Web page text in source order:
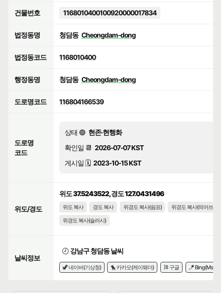
건물번호 1168010400100920000017834
법정동명 청담동 Cheongdam-dong
법정동코드 1168010400
행정동명 청담동 Cheongdam-dong
도로명코드 116804166539
도로명
코드
상태 🟢 현존·현행화
확인일 📆 2026-07-07 KST
게시일 🗓️ 2023-10-15 KST
위도/경도
위도 37.5243522, 경도 127.0431496
위도 복사 경도 복사 위경도 복사(쉼표)
위경도 복사(띄어쓰기)
위경도 복사(슬러시)
날씨정보
🕗 강남구 청담동 날씨
🦖 네이버(기상청) 🐤 카카오(케이웨더) 🎏 구글 🪁 Bing(Msn)